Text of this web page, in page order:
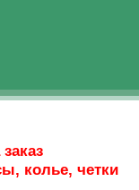
колье, четки